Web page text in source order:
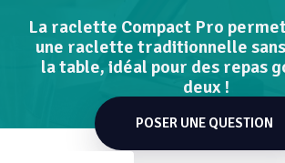
La raclette Compact Pro
une raclette traditionnelle
la table, idéal pour des repas
deux !
POSER UNE QUESTION